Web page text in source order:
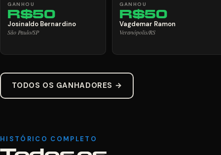
GANHOU
R$50
Josinaldo Bernardino
São Paulo/SP
GANHOU
R$50
Vagdemar Ramon
Veranópolis/RS
TODOS OS GANHADORES →
HISTÓRICO COMPLETO